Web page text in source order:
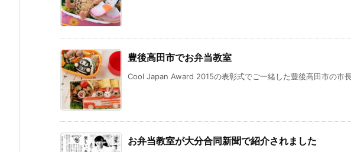
豊後高田市でお弁当教室
Cool Japan Award 2015の表彰式でご一緒した豊後高田市の市
お弁当教室が大分合同新聞で紹介されました